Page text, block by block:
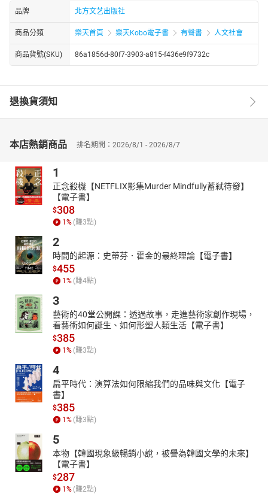
品牌 北方文艺出版社
商品分類 樂天首頁 樂天Kobo電子書 有聲書 人文社會
商品貨號(SKU) 86a1856d-80f7-3903-a815-f436e9f9732c
退換貨須知
本店熱銷商品 排名期間：2026/8/1 - 2026/8/7
1
正念殺機【NETFLIX影集Murder Mindfully蓄弒待發】
【電子書】
$308
1% (賺3點)
2
時間的起源：史蒂芬．霍金的最終理論【電子書】
$455
1% (賺4點)
3
藝術的40堂公開課：透過故事，走進藝術家創作現場，
看藝術如何誕生、如何形塑人類生活【電子書】
$385
1% (賺3點)
4
扁平時代：演算法如何限縮我們的品味與文化【電子
書】
$385
1% (賺3點)
5
本物【韓國現象級暢銷小說，被譽為韓國文學的未來】
【電子書】
$287
1% (賺2點)